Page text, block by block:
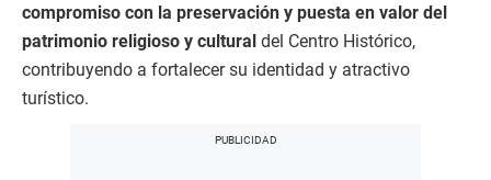
compromiso con la preservación y puesta en valor del
patrimonio religioso y cultural del Centro Histórico,
contribuyendo a fortalecer su identidad y atractivo
turístico.